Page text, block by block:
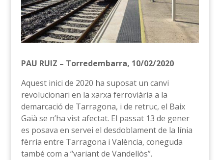
PAU RUIZ – Torredembarra, 10/02/2020
Aquest inici de 2020 ha suposat un canvi
revolucionari en la xarxa ferroviària a la
demarcació de Tarragona, i de retruc, el Baix
Gaià se n’ha vist afectat. El passat 13 de gener
es posava en servei el desdoblament de la línia
fèrria entre Tarragona i València, coneguda
també com a “variant de Vandellòs”.